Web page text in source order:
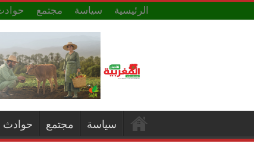
الرئيسية سياسة مجتمع
سياسة مجتمع حوادث